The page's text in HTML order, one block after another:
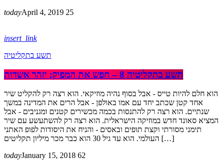
todayApril 4, 2019 25
insert_link
תשע בתקליטיה
תשע בתקליטיה 8 – חפש את המפיק: יזהר אשדות
הוא חלם להיות טייס - אבל בסוף נהיה מוזיקאי. הוא רצה רק להקליט שיר
אחד קטן שכתב יחד עם אמו באולפן - אבל הרים את המדינה במשך
שנתיים. הוא רצה רק להתנסות בכמה מכשירים קטנים ומגניבים - אבל
המציא סאונד חדש במוזיקה הישראלית. הוא רצה רק להשתעשע עם שיר
תימני מסורתי וקצת תופים ובאסים - והניח את היסודות לפופ האתני
העולמי. הוא עד גיל 30 הוא כבר מכר מיליון תקליטים […]
todayJanuary 15, 2018 62